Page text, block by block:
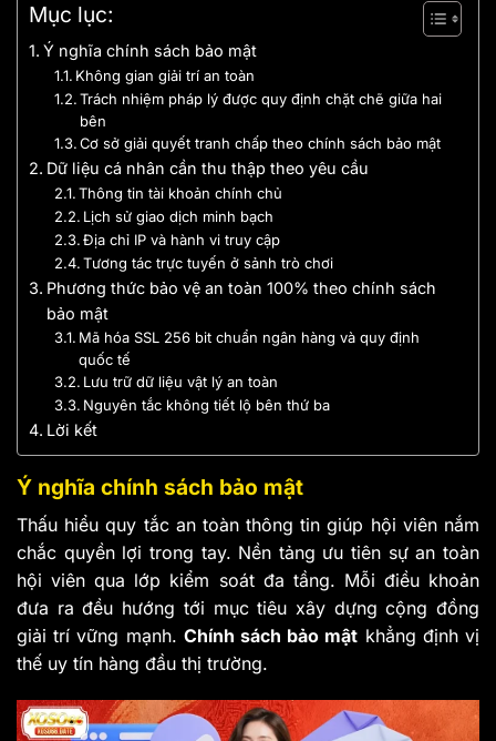
Mục lục:
Ý nghĩa chính sách bảo mật
Không gian giải trí an toàn
Trách nhiệm pháp lý được quy định chặt chẽ giữa hai
bên
Cơ sở giải quyết tranh chấp theo chính sách bảo mật
Dữ liệu cá nhân cần thu thập theo yêu cầu
Thông tin tài khoản chính chủ
Lịch sử giao dịch minh bạch
Địa chỉ IP và hành vi truy cập
Tương tác trực tuyến ở sảnh trò chơi
Phương thức bảo vệ an toàn 100% theo chính sách
bảo mật
Mã hóa SSL 256 bit chuẩn ngân hàng và quy định
quốc tế
Lưu trữ dữ liệu vật lý an toàn
Nguyên tắc không tiết lộ bên thứ ba
Lời kết
Ý nghĩa chính sách bảo mật
Thấu hiểu quy tắc an toàn thông tin giúp hội viên nắm
chắc quyền lợi trong tay. Nền tảng ưu tiên sự an toàn
hội viên qua lớp kiểm soát đa tầng. Mỗi điều khoản
đưa ra đều hướng tới mục tiêu xây dựng cộng đồng
giải trí vững mạnh. Chính sách bảo mật khẳng định vị
thế uy tín hàng đầu thị trường.